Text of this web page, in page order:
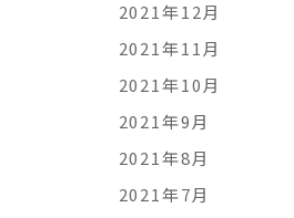
2021年12月
2021年11月
2021年10月
2021年9月
2021年8月
2021年7月